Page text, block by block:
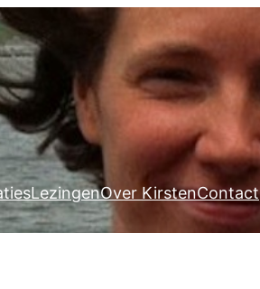
LezingenOver KirstenContact